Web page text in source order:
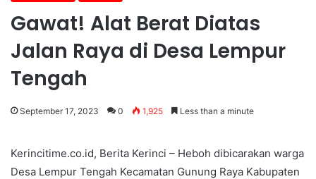
Gawat! Alat Berat Diatas
Jalan Raya di Desa Lempur
Tengah
September 17, 2023 0 1,925 Less than a minute
Kerincitime.co.id, Berita Kerinci – Heboh dibicarakan warga
Desa Lempur Tengah Kecamatan Gunung Raya Kabupaten